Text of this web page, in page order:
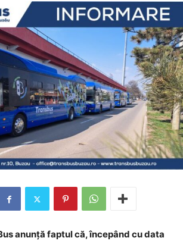
anunță faptul că, începând cu data